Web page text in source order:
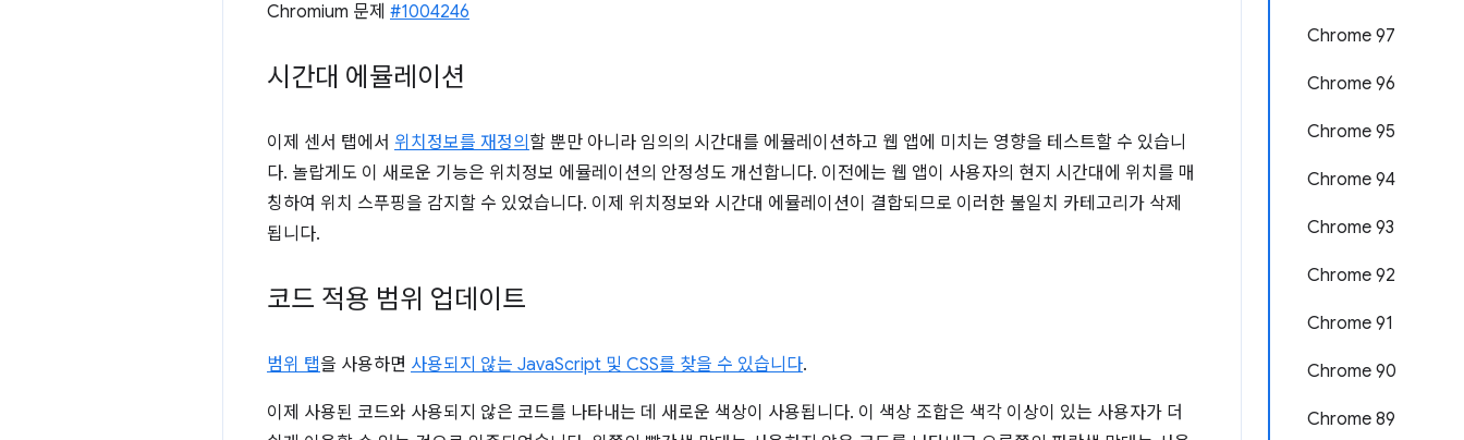
Chrome 97
Chrome 96
Chrome 95
Chrome 94
Chrome 93
Chrome 92
Chrome 91
Chrome 90
Chrome 89
Chromium 문제 #1004246
시간대 에뮬레이션
이제 센서 탭에서 위치정보를 재정의 할 뿐만 아니라 임의의 시간대를 에뮬레이션하고 웹 앱에 미치는 영향을 테스트할 수 있습니
다. 놀랍게도 이 새로운 기능은 위치정보 에뮬레이션의 안정성도 개선합니다. 이전에는 웹 앱이 사용자의 현지 시간대에 위치를 매
칭하여 위치 스푸핑을 감지할 수 있었습니다. 이제 위치정보와 시간대 에뮬레이션이 결합되므로 이러한 불일치 카테고리가 삭제
됩니다.
코드 적용 범위 업데이트
범위 탭을 사용하면 사용되지 않는 JavaScript 및 CSS를 찾을 수 있습니다.
이제 사용된 코드와 사용되지 않은 코드를 나타내는 데 새로운 색상이 사용됩니다. 이 색상 조합은 색각 이상이 있는 사용자가 더